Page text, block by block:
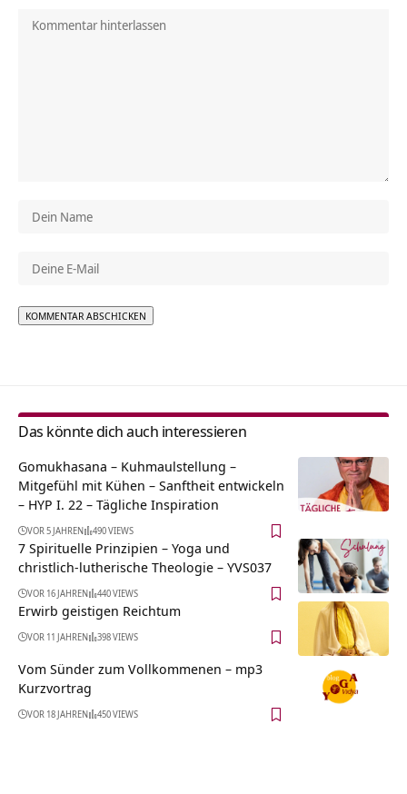
Das könnte dich auch interessieren
Gomukhasana – Kuhmaulstellung –
Mitgefühl mit Kühen – Sanftheit entwickeln
– HYP I. 22 – Tägliche Inspiration
VOR 5 JAHREN 490 VIEWS
7 Spirituelle Prinzipien – Yoga und
christlich-lutherische Theologie – YVS037
VOR 16 JAHREN 440 VIEWS
Erwirb geistigen Reichtum
VOR 11 JAHREN 398 VIEWS
Vom Sünder zum Vollkommenen – mp3
Kurzvortrag
VOR 18 JAHREN 450 VIEWS